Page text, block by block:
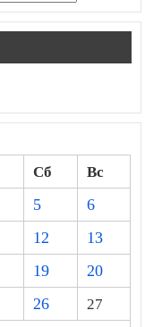
Сб
Вс
5
6
12
13
19
20
26
27